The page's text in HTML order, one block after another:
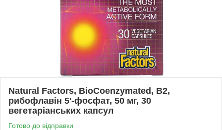
Natural Factors, BioCoenzymated, B2,
рибофлавін 5'-фосфат, 50 мг, 30
вегетаріанських капсул
Готово до відправки